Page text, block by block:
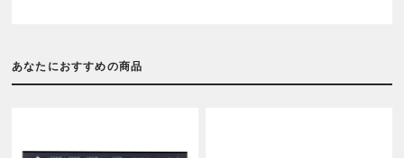
あなたにおすすめの商品